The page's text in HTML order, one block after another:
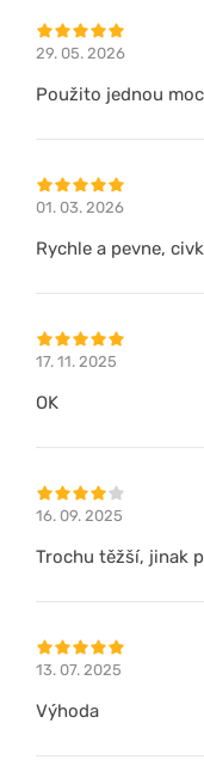
29. 05. 2026
Použito jednou
01. 03. 2026
Rychle a pevne,
17. 11. 2025
OK
16. 09. 2025
Trochu těžší, jinak
13. 07. 2025
Výhoda